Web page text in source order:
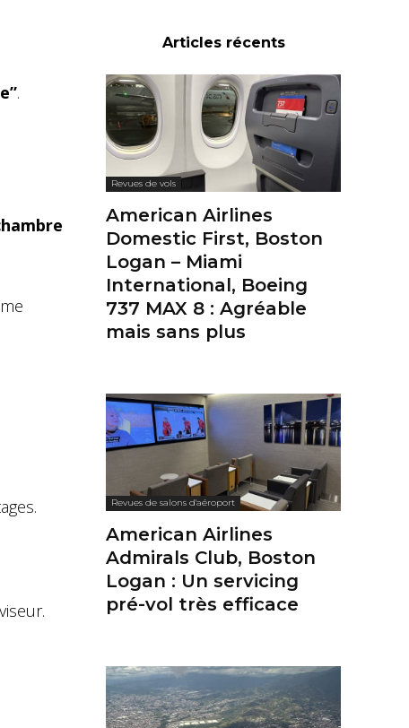
.
Articles récents
Revues de vols
American Airlines
Domestic First, Boston
Logan – Miami
International, Boeing
737 MAX 8 : Agréable
mais sans plus
Revues de salons d'aéroport
American Airlines
Admirals Club, Boston
Logan : Un servicing
pré-vol très efficace